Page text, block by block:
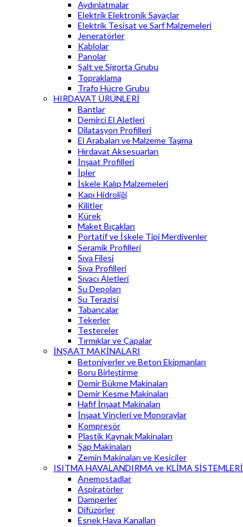
Aydınlatmalar
Elektrik Elektronik Sayaçlar
Elektrik Tesisat ve Sarf Malzemeleri
Jeneratörler
Kablolar
Panolar
Şalt ve Sigorta Grubu
Topraklama
Trafo Hücre Grubu
HIRDAVAT ÜRÜNLERİ
Bantlar
Demirci El Aletleri
Dilatasyon Profilleri
El Arabaları ve Malzeme Taşıma
Hırdavat Aksesuarları
İnşaat Profilleri
İpler
İskele Kalıp Malzemeleri
Kapı Hidroliği
Kilitler
Kürek
Maket Bıçakları
Portatif ve İskele Tipi Merdivenler
Seramik Profilleri
Sıva Filesi
Sıva Profilleri
Sıvacı Aletleri
Su Depoları
Su Terazisi
Tabancalar
Tekerler
Testereler
Tırmıklar ve Çapalar
İNŞAAT MAKİNALARI
Betoniyerler ve Beton Ekipmanları
Boru Birleştirme
Demir Bükme Makinaları
Demir Kesme Makinaları
Hafif İnşaat Makinaları
İnşaat Vinçleri ve Monoraylar
Kompresör
Plastik Kaynak Makinaları
Şap Makinaları
Zemin Makinaları ve Kesiciler
ISITMA HAVALANDIRMA ve KLİMA SİSTEMLERİ
Anemostadlar
Aspiratörler
Damperler
Difüzörler
Esnek Hava Kanalları